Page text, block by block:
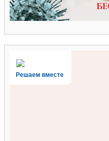
Решаем вместе